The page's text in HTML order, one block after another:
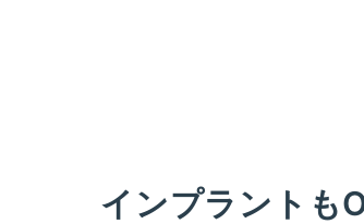
インプラントも